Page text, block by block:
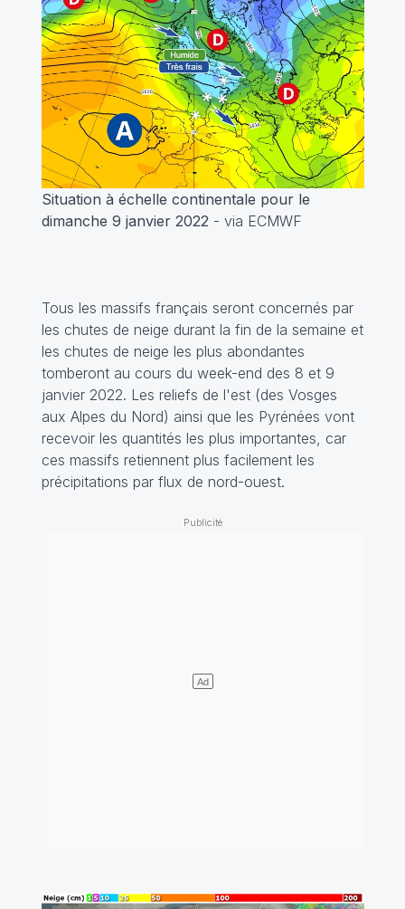
Situation à échelle continentale pour le
dimanche 9 janvier 2022 - via ECMWF
Tous les massifs français seront concernés par
les chutes de neige durant la fin de la semaine et
les chutes de neige les plus abondantes
tomberont au cours du week-end des 8 et 9
janvier 2022. Les reliefs de l'est (des Vosges
aux Alpes du Nord) ainsi que les Pyrénées vont
recevoir les quantités les plus importantes, car
ces massifs retiennent plus facilement les
précipitations par flux de nord-ouest.